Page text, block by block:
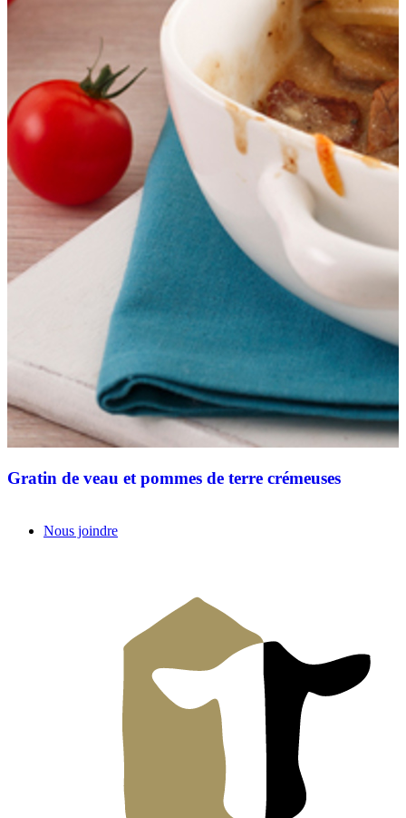
Gratin de veau et pommes de terre crémeuses
Nous joindre